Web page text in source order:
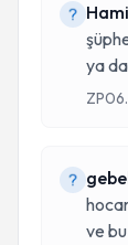
ya
ZP
ve